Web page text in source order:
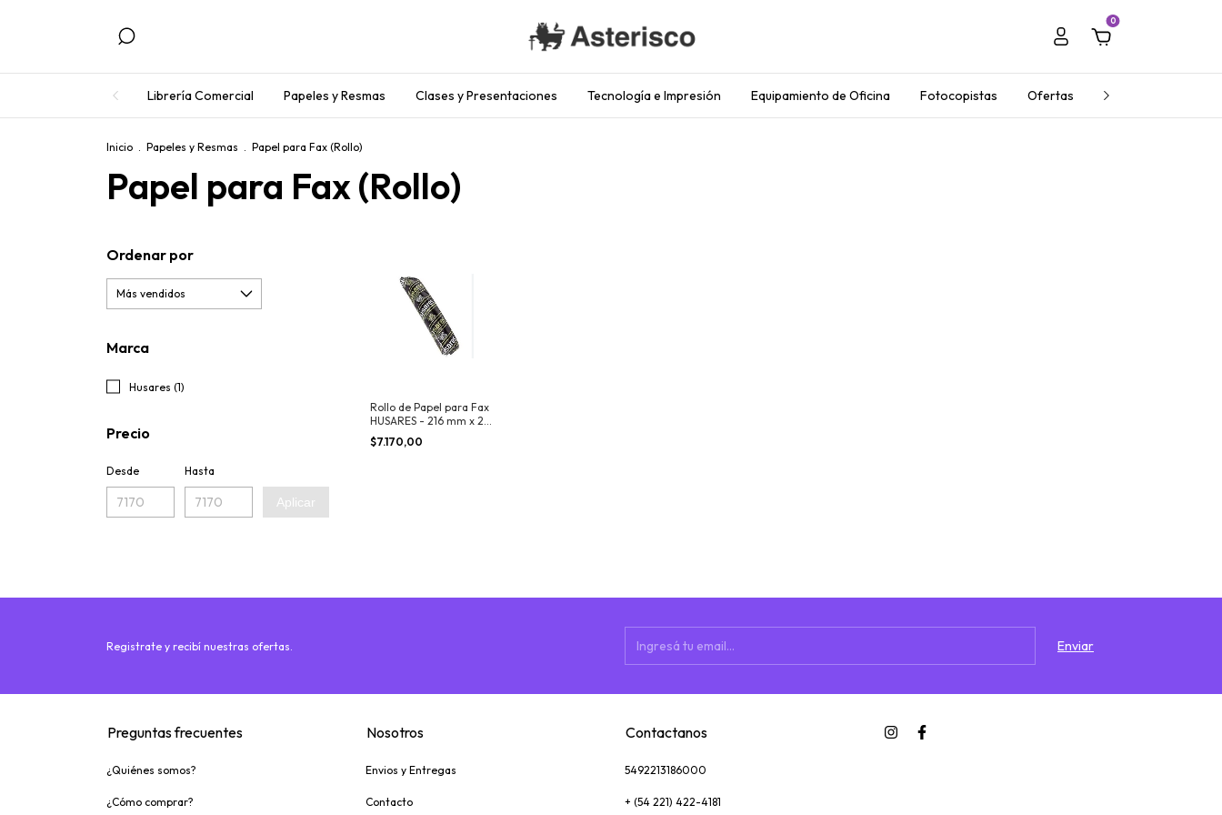
0
Librería Comercial Papeles y Resmas Clases y Presentaciones Tecnología e Impresión Equipamiento de Oficina Fotocopistas Ofertas Regalos
Inicio . Papeles y Resmas . Papel para Fax (Rollo)
Papel para Fax (Rollo)
Ordenar por
Marca
Husares (1)
Precio
Desde Hasta
Aplicar
Rollo de Papel para Fax
HUSARES - 216 mm x 25
mts
$7.170,00
Registrate y recibí nuestras ofertas.
Preguntas frecuentes
¿Quiénes somos?
¿Cómo comprar?
Nosotros
Envios y Entregas
Contacto
Contactanos
5492213186000
+ (54 221) 422-4181